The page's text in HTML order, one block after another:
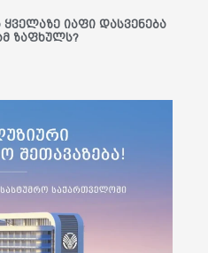
ყველაზე იაფი დასვენება
ზაფხულს?